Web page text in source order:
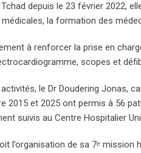
depuis le 23 février 2022,
la formation des
à renforcer la prise en
scopes et
le Dr Doudering Jonas,
2015 et 2025 ont permis à 56
suivis au Centre Hospitalier
l’organisation de sa 7ᵉ